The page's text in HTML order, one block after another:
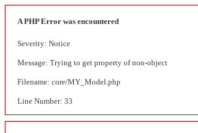
A PHP Error was encountered
Severity: Notice
Message: Trying to get property of non-object
Filename: core/MY_Model.php
Line Number: 33